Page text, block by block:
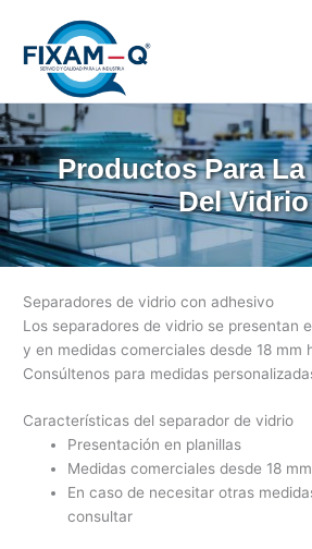
contenido
Productos Para
Del Vidrio
Separadores de vidrio con adhesivo
Los separadores de vidrio se presentan
y en medidas comerciales desde 18 mm
Consúltenos para medidas
Características del separador de vidrio
Presentación en planillas
Medidas comerciales desde 18
En caso de necesitar otras
consultar